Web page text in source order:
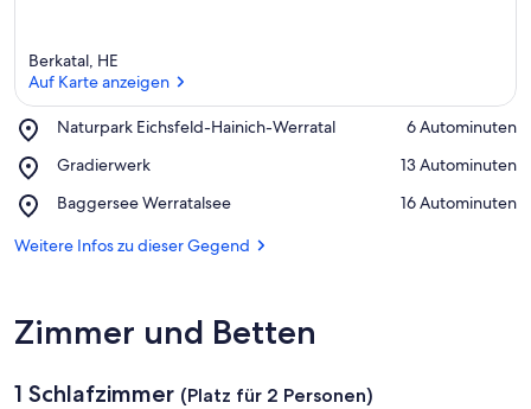
Berkatal, HE
Auf Karte anzeigen
Naturpark Eichsfeld-Hainich-Werratal
Place,
Eichsfeld-
Werratal
‪6 Autominuten‬
Gradierwerk
Place,
‪13 Autominuten‬
Baggersee Werratalsee
Place,
Werratalsee
‪16 Autominuten‬
Weitere Infos zu dieser Gegend
Zimmer und Betten
1 Schlafzimmer (Platz für 2 Personen)